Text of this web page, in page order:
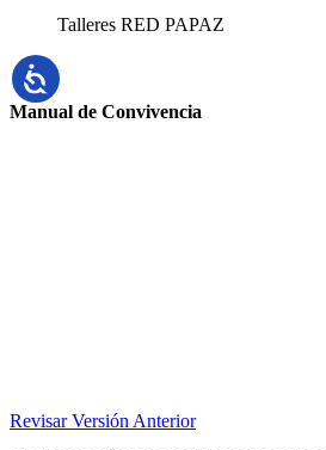
Talleres RED PAPAZ
Manual de Convivencia
Revisar Versión Anterior